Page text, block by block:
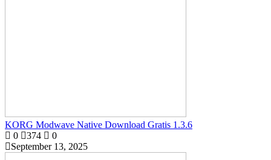
KORG Modwave Native Download Gratis 1.3.6
0
374
0
September 13, 2025